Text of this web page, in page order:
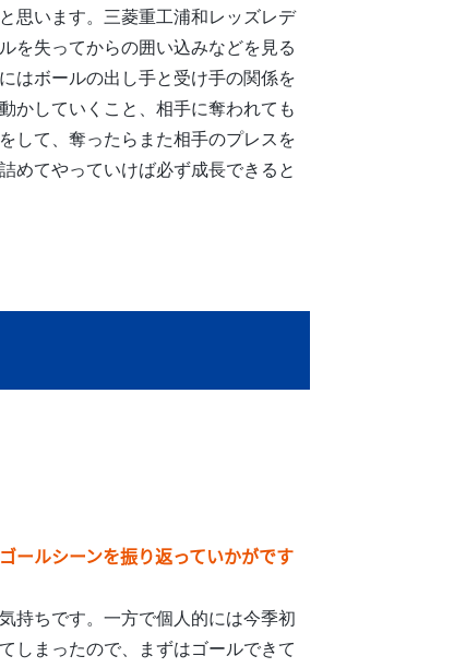
思います。三菱重工浦和レッズレデ
を失ってからの囲い込みなどを見る
はボールの出し手と受け手の関係を
かしていくこと、相手に奪われても
して、奪ったらまた相手のプレスを
めてやっていけば必ず成長できると
ールシーンを振り返っていかがです
持ちです。一方で個人的には今季初
しまったので、まずはゴールできて